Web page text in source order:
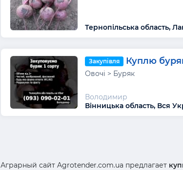
Тернопільська область,
Закупівля Куплю
Овочі > Буряк
Володимир
Вінницька область, Вся
Аграрный сайт Agrotender.com.ua предлагает